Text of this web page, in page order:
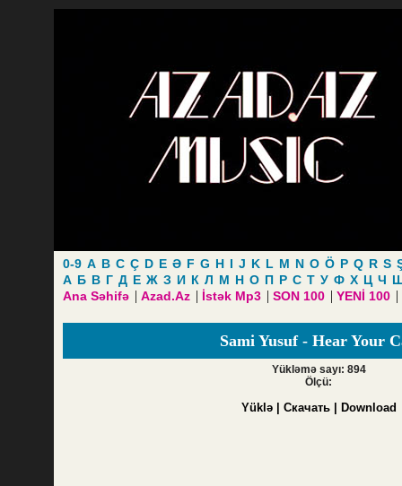
0-9 A B C Ç D E Ə F G H I J K L M N O Ö P Q R S
А Б В Г Д Е Ж З И К Л М Н О П Р С Т У Ф Х Ц Ч
Ana Səhifə | Azad.Az | İstək Mp3 | SON 100 | YENİ 100 |
Sami Yusuf - Hear Your
Yükləmə sayı: 894
Ölçü:
Yüklə | Скачать | Download